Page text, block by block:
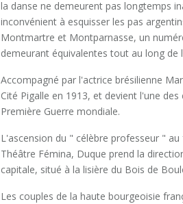
la danse ne demeurent pas longtemps
inconvénient à esquisser les pas
Montmartre et Montparnasse, un
demeurant équivalentes tout au long de
Accompagné par l'actrice brésilienne
Cité Pigalle en 1913, et devient l'une
Première Guerre mondiale.
L'ascension du " célèbre professeur "
Théâtre Fémina, Duque prend la
capitale, situé à la lisière du Bois de
Les couples de la haute bourgeoisie